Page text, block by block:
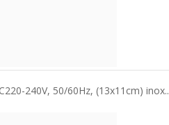
240V, 50/60Hz, (13x11cm) inox..